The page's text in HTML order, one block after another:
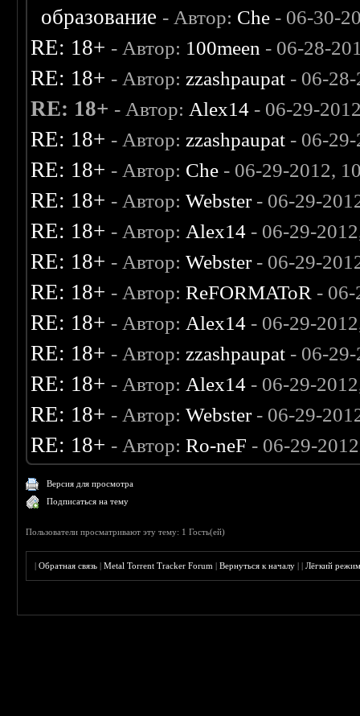
образование - Автор: Che - 06-30-
RE: 18+ - Автор: 100meen - 06-28-
RE: 18+ - Автор: zzashpaupat - 06-
RE: 18+ - Автор: Alex14 - 06-29-
RE: 18+ - Автор: zzashpaupat - 06-
RE: 18+ - Автор: Che - 06-29-2012,
RE: 18+ - Автор:Webster- 06-29-
RE: 18+ - Автор: Alex14 - 06-29-
RE: 18+ - Автор:Webster- 06-29-
RE: 18+ - Автор:ReFORMAToR -
RE: 18+ - Автор: Alex14 - 06-29-
RE: 18+ - Автор: zzashpaupat - 06-
RE: 18+ - Автор: Alex14 - 06-29-
RE: 18+ - Автор:Webster- 06-29-
RE: 18+ - Автор:Ro-neF - 06-29-
Версия для просмотра
Подписаться на тему
Пользователи просматривают эту тему: 1 Гость(ей)
|Обратная связь |Metal Torrent Tracker Forum |Вернуться к началу ||Лёгкий